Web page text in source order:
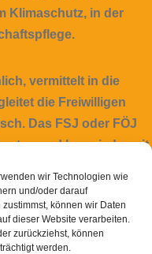
wir Technologien wie
und/oder darauf
können wir Daten
dieser Website verarbeiten.
zurückziehst, können
werden.
Klimaschutz, in der
vermittelt in die
die Freiwilligen
Das FSJ oder FÖJ
und kann jederzeit
und 27 Jahren